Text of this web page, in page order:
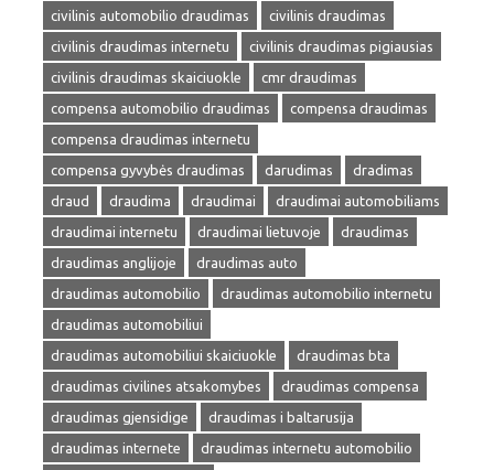
civilinis automobilio draudimas
civilinis draudimas
civilinis draudimas internetu
civilinis draudimas pigiausias
civilinis draudimas skaiciuokle
cmr draudimas
compensa automobilio draudimas
compensa draudimas
compensa draudimas internetu
compensa gyvybės draudimas
darudimas
dradimas
draud
draudima draudimai
draudimai automobiliams
draudimai internetu
draudimai lietuvoje
draudimas
draudimas anglijoje
draudimas auto
draudimas automobilio
draudimas automobilio internetu
draudimas automobiliui
draudimas automobiliui skaiciuokle
draudimas bta
draudimas civilines atsakomybes
draudimas compensa
draudimas gjensidige
draudimas i baltarusija
draudimas internete
draudimas internetu automobilio